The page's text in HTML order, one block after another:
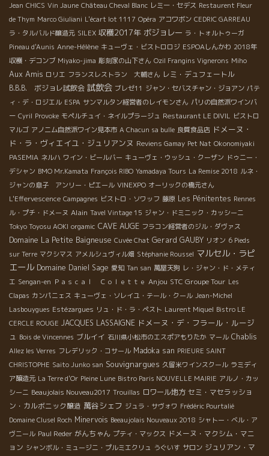
Jean CHICS Vin Jaune Château Cheval Blanc レミー・セデス Restaurent Fleur
de Thym Marco Giuliani L'écart lot 1117 Opéra アコワボン CEDRIC GARREAU
ラ・タルバルド醸造元 SILEX 収穫2017年 ボジョレー ラ・トォルトゥーガ
Pineau d'Aunis Anne-Hélène キューヴェ・ビストロロジ ESPOAしんかわ 2018年
収穫・デコンブ Miyako-jima 彫刻家の山下さん Ozil Frangins Vignerons Miho
Aux Amis ロリエ フランスレストラン 大輔さん レミ・デュフェートル
B.B.B. ボジョレ試飲会 試飲会 ブレゼ11 ジャン・セバスチャン・ジョアン パテ
ィ・デ・ロジエル ESPA サンマルタン経営者のレイモンさん パリの自然派ワインバ
ー Cyril Provoke モペルチュイ・ネイルプラージュ Restaurant LE DIVIL ビストロ
マルゴ アノニム自然派ワイン見本市 A Chacun sa bulle 良質食品店 ドメーヌ・
ド・ラ・ヴィエイユ・ジュリアンヌ Reviens Gamay Pet Nat Okonomiyaki
PASEMIA ネルハ ワイン・ビールバー キューヴェ・ウッシュ・クーザン ドゥニー・
デシャン BMO Mr.Kamata François RIBO Yamadaya Tours La Remise 2018 ルネ・
ジャンの息子 アンリー・ピエール VINEXPO オーリックの橋元さん
L'Effervescence Campagnes ビストロ・ソワッフ 藤原 Les Pénitentes Rennes
ル・プチ・ドメーヌ Alain Tavel Vintage 15 ジャン・ドミニック・カッシーニ
Tokyo Toyosu AOKI orgamic CAVE AUGE フラコン経営者のジル・ダヴァス
Domaine La Petite Baigneuse Cuvée Chat Gerard GAUBY リオン 6 Pieds
sur Terre マクシマス アメルシュヴィル畑 Stéphanie Roussel マルセル・ラピ
エール Domaine Daniel Sage 愛知 Tan san 萬屋天狗 レ・ジャン・ド・メティ
エ Sengan-en Ｐａｓｃａｌ Ｃｏｌｅｔｔｅ Anjou STC Groupe Tour Les
Clapas カンパニェス キューヴェ・ソレイユ・テール・クール Jean-Michel
Lasbouygues Estézargues リュ・ド・ラ・ペスト Laurent Miquel Bistro LE
CERCLE ROUGE JACQUES LASSAIGNE ドメーヌ・デ・フラール・ルージ
ュ Bois de Vincennes ブルイイ 石川県小松市のエスポアもりたか マール Chablis
Allez les Verres フレデリック・コサール Madoka san PRIEURE SAINT
CHRISTOPHE Saito Junko san Souvignargues 久留米ワインスクール ラミディ
ア醸造元 La Terre d'Or Pleine Lune Bistro Paris NOUVELLE MAIRIE アルノ・カッ
シーニ Beaujolais Nouveau2017 Trouillas ロワール地方 セミ・マセラッショ
ン・カルボニック醸造 萬谷シェフ ジュラ・サヴォワ Frédéric Pourtalié
Domaine Clusel Roch Minervois Beeaujolais Nouveaux 2018 シャトー・ベル・ア
ヴニール Paul Reder がんちゃん プティ・マックス ドメーヌ・マクシム・マニ
ョン シャンボル・ミュージニ・プルミエクリュ うぐいす サロン ジュリアン・マ